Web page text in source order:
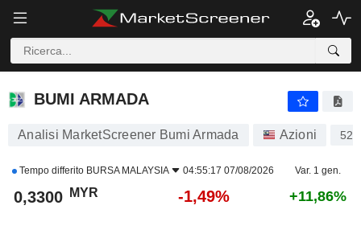
BUMI ARMADA
BUMI ARMADA
Analisi MarketScreener Bumi Armada Azioni
Tempo differito BURSA MALAYSIA 04:55:17 07/08/2026 Var. 1 gen.
0,3300 MYR -1,49% +11,86%